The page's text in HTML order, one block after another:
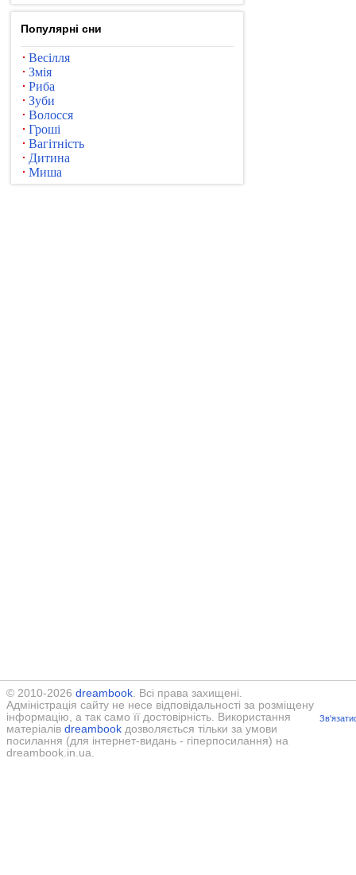
Популярні сни
Весілля
Змія
Риба
Зуби
Волосся
Гроші
Вагітність
Дитина
Миша
© 2010-2026 dreambook. Всі права захищені.
Адміністрація сайту не несе відповідальності за розміщену
інформацію, а так само її достовірність. Використання
матеріалів dreambook дозволяється тільки за умови
посилання (для інтернет-видань - гіперпосилання) на
dreambook.in.ua.